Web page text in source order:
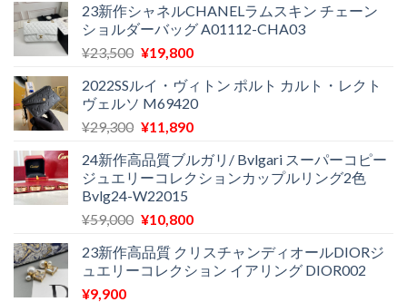
¥29,300
で
し
は
¥11,500
で
23新作シャネルCHANELラムスキン チェーン
ショルダーバッグ A01112-CHA03
¥23,500 元
価
格
は
で
し
た。
¥19,800現
の
価
格
¥19,800
で
2022SSルイ・ヴィトン ポルト カルト・レクト
ヴェルソ M69420
¥29,300 元
価
格
は
¥29,300
し
た。
¥11,890現
の
価
は
で
す。
24新作高品質ブルガリ/ Bvlgari スーパーコピー
ジュエリーコレクションカップルリング2色
Bvlg24-W22015
¥59,000 元
価
格
¥10,800現
の
価
23新作高品質 クリスチャンディオールDIORジ
ュエリーコレクション イアリング DIOR002
¥9,900